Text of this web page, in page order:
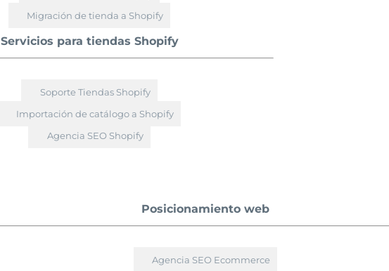
Migración de tienda a Shopify
Servicios para tiendas Shopify
Soporte Tiendas Shopify
Importación de catálogo a Shopify
Agencia SEO Shopify
Posicionamiento web
Agencia SEO Ecommerce